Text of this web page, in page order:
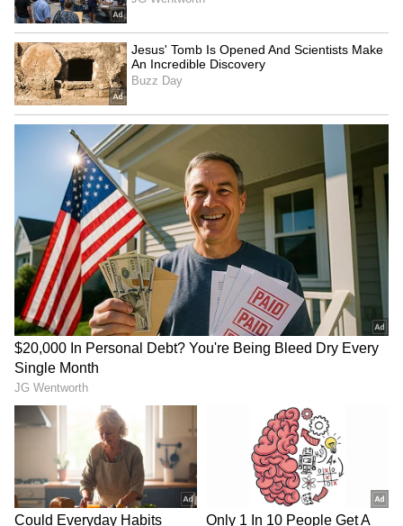
2. ಅದು ನಮಗೆ ಹೇಗೆ ಸಹಾಯ ಮಾಡುತ್ತದೆ?
ಇವು ನಮ್ಮ ಕಣ್ಣುಗಳು ಮತ್ತು ಮೆದುಳು ನೋಡಲು ಹೇಗೆ
ಒಟ್ಟಾಗಿ ಕೆಲಸ ಮಾಡುತ್ತವೆ ಎಂಬುದನ್ನು ಕಲಿಸುತ್ತವೆ.
3. ಆಪ್ಟಿಕಲ್ ಭ್ರಮೆಗಳು ದೃಷ್ಟಿಯನ್ನು ಸುಧಾರಿಸುತ್ತವೆಯೇ?
ಇಲ್ಲ, ಅವು ನೇರವಾಗಿ ದೃಷ್ಟಿಯನ್ನು ಸುಧಾರಿಸುವುದಿಲ್ಲ, ಆದರೆ
ಮೆದುಳು ದೃಶ್ಯ ಮಾಹಿತಿಯನ್ನು ಹೇಗೆ ಪ್ರಕ್ರಿಯೆಗೊಳಿಸುತ್ತದೆ
ಎಂಬುದರ ಅರಿವನ್ನು ಹೆಚ್ಚಿಸಲು ಸಹಾಯ ಮಾಡಬಹುದು.
ಆಪ್ಟಿಕಲ್ ಇಲ್ಯೂಶನ್‌ ಫೋಟೋಸ್ ಅಥವಾ ಭ್ರಮೆಯ
ಫೋಟೋಗಳು ಮಾನವನ ಮನಸ್ಸಿನ ಮೇಲೆ ಹೇಗೆ ಪರಿಣಾಮ
ಬೀರುತ್ತವೆ ಎಂಬುದನ್ನು ಕಂಡುಹಿಡಿಯಲು ಸಂಶೋಧಕರು
ಹಲವಾರು ವರ್ಷಗಳನ್ನು ಕಳೆದಿದ್ದಾರೆ. ಕೆಲವರು ಆಪ್ಟಿಕಲ್
ಇಲ್ಯೂಶನ್ ಮನಸ್ಸನ್ನು ಚುರುಕುಗೊಳಿಸುತ್ತದೆ ಎನ್ನುತ್ತಾರೆ.
ಇನ್ನು ಕೆಲವರು, ಇದನ್ನು ಜಸ್ಟ್ ಟೈಂ ಪಾಸ್‌ಗೆ ಮಾಡಲಾಗುತ್ತದೆ
ಎಂದು ಹೇಳುತ್ತಾರೆ. ಪ್ರಯೋಜನವಿದ್ದರೂ, ಇಲ್ಲದಿದ್ದರೂ